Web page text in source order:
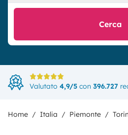
Cerca
Valutato 4,9/5 con 396.727
Home Italia Piemonte